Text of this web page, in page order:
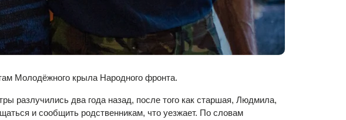
Молодёжного крыла Народного фронта.
два года назад, после того как старшая, Людмила,
и сообщить родственникам, что уезжает. По словам